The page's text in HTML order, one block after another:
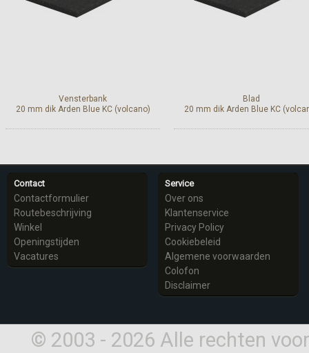
Vensterbank
20 mm dik Arden Blue KC (volcano)
Blad
20 mm dik Arden Blue KC
Contact
Contactformulier
Routebeschrijving
Winkel
Openingstijden
Vacatures
Service
Over ons
Klantenservice
Privacy Policy
Cookiebeleid
Algemene voorwaarden
Colofon
Disclaimer
© 2003 - 2026 Alle rechten